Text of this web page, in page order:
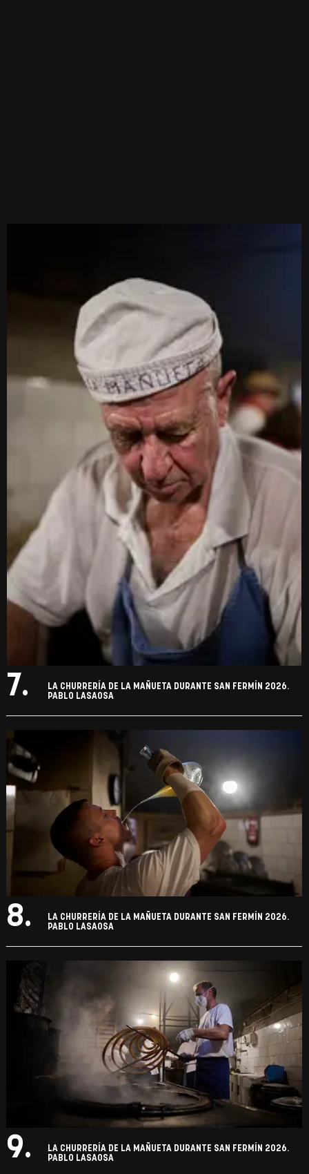
7.
LA CHURRERÍA DE LA MAÑUETA DURANTE SAN FERMÍN 2026.
PABLO LASAOSA
8.
LA CHURRERÍA DE LA MAÑUETA DURANTE SAN FERMÍN 2026.
PABLO LASAOSA
9.
LA CHURRERÍA DE LA MAÑUETA DURANTE SAN FERMÍN 2026.
PABLO LASAOSA